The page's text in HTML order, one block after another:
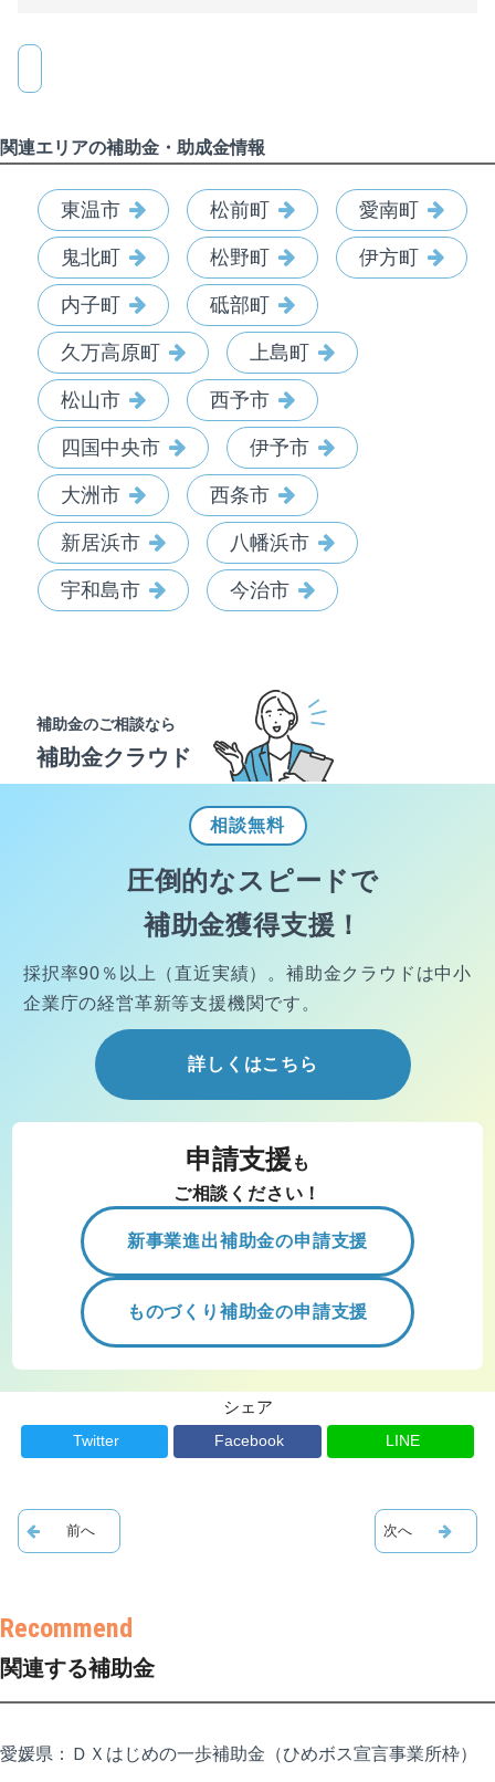
関連エリアの補助金・助成金情報
東温市 松前町 愛南町
鬼北町 松野町 伊方町
内子町 砥部町
久万高原町 上島町
松山市 西予市
四国中央市 伊予市
大洲市 西条市
新居浜市 八幡浜市
宇和島市 今治市
補助金のご相談なら
補助金クラウド
相談無料
圧倒的なスピードで
補助金獲得支援！
採択率90％以上（直近実績）。 補助金クラウドは中小
企業庁の経営革新等支援機関です。
詳しくはこちら
申請支援 も
ご相談ください！
新事業進出補助金の申請支援
ものづくり補助金の申請支援
シェア
Twitter Facebook LINE
関連する補助金
愛媛県：ＤＸはじめの一歩補助金（ひめボス宣言事業所枠）